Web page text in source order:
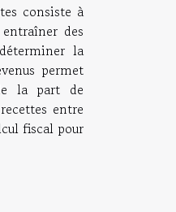
consiste à
des
la
permet
la part de
entre
fiscal pour